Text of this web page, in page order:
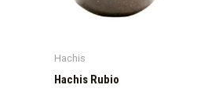
Hachis
Hachis Rubio